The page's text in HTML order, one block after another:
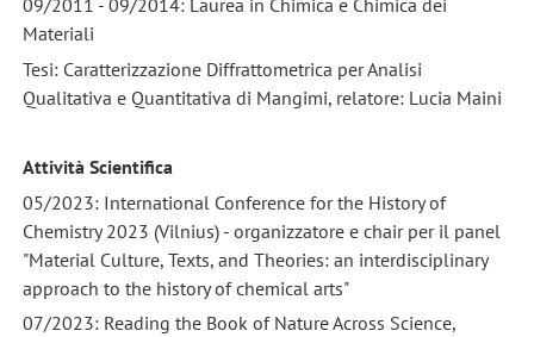
09/2011 - 09/2014: Laurea in Chimica e Chimica dei
Materiali
Tesi: Caratterizzazione Diffrattometrica per Analisi
Qualitativa e Quantitativa di Mangimi, relatore: Lucia Maini
Attività Scientifica
05/2023: International Conference for the History of
Chemistry 2023 (Vilnius) - organizzatore e chair per il panel
"Material Culture, Texts, and Theories: an interdisciplinary
approach to the history of chemical arts"
07/2023: Reading the Book of Nature Across Science,